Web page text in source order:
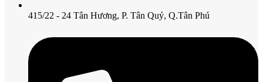
415/22 - 24 Tân Hương, P. Tân Quý, Q.Tân Phú